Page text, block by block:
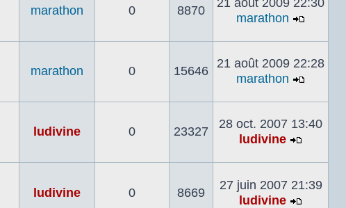
message
marathon 0 8870
21 août 2009 22:30
marathon
le
dernier
marathon 0 15646
21 août 2009 22:28
marathon
le
dernier
ludivine 0 23327
28 oct. 2007 13:40
ludivine
le
dernier
ludivine 0 8669
27 juin 2007 21:39
ludivine